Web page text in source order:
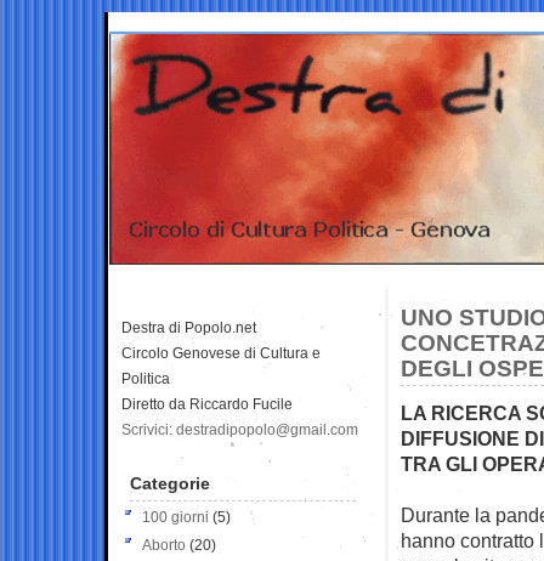
UNO
DEGLI
LA RICERCA
DIFFUSIONE
TRA GLI
Durante la
hanno contratto
Destra di Popolo.net
Circolo Genovese di Cultura e
Politica
Diretto da Riccardo Fucile
Scrivici: destradipopolo@gmail.com
Categorie
100 giorni (5)
Aborto (20)